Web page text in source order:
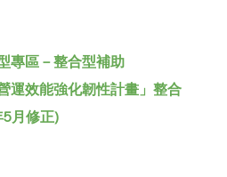
專區－整合型補助
運效能強化韌性計畫」整合
5月修正)